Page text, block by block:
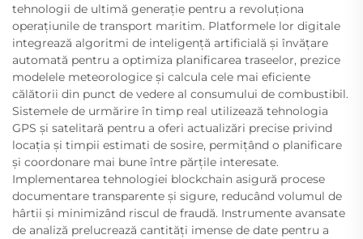
tehnologii de ultimă generație pentru a revoluționa
operațiunile de transport maritim. Platformele lor digitale
integrează algoritmi de inteligență artificială și învățare
automată pentru a optimiza planificarea traseelor, prezice
modelele meteorologice și calcula cele mai eficiente
călătorii din punct de vedere al consumului de combustibil.
Sistemele de urmărire în timp real utilizează tehnologia
GPS și satelitară pentru a oferi actualizări precise privind
locația și timpii estimati de sosire, permițând o planificare
și coordonare mai bune între părțile interesate.
Implementarea tehnologiei blockchain asigură procese
documentare transparente și sigure, reducând volumul de
hârtii și minimizând riscul de fraudă. Instrumente avansate
de analiză prelucrează cantități imense de date pentru a